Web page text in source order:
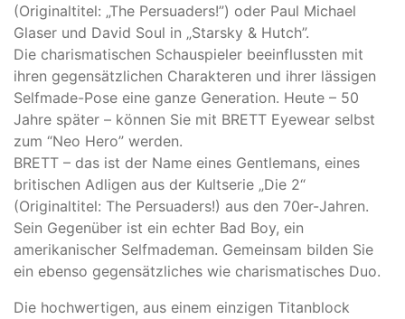
(Originaltitel: „The Persuaders!”) oder Paul Michael
Glaser und David Soul in „Starsky & Hutch”.
Die charismatischen Schauspieler beeinflussten mit
ihren gegensätzlichen Charakteren und ihrer lässigen
Selfmade-Pose eine ganze Generation. Heute – 50
Jahre später – können Sie mit BRETT Eyewear selbst
zum “Neo Hero” werden.
BRETT – das ist der Name eines Gentlemans, eines
britischen Adligen aus der Kultserie „Die 2“
(Originaltitel: The Persuaders!) aus den 70er-Jahren.
Sein Gegenüber ist ein echter Bad Boy, ein
amerikanischer Selfmademan. Gemeinsam bilden Sie
ein ebenso gegensätzliches wie charismatisches Duo.
Die hochwertigen, aus einem einzigen Titanblock